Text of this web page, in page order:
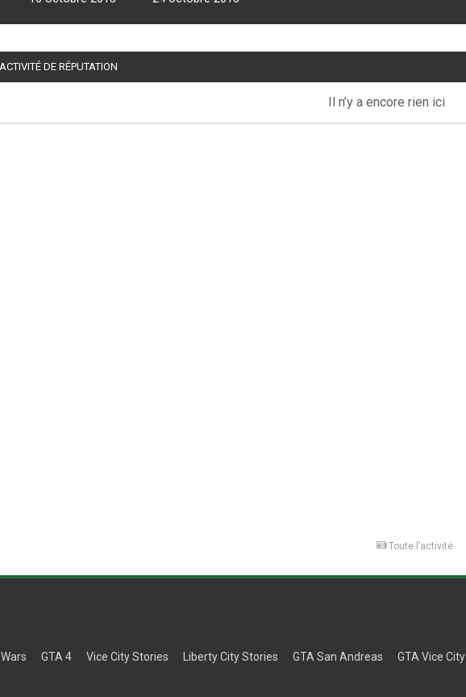
ACTIVITÉ DE RÉPUTATION
Il n’y a encore rien ici
Toute l’activité
GTA 4 Vice City Stories Liberty City Stories GTA San Andreas GTA Vice City